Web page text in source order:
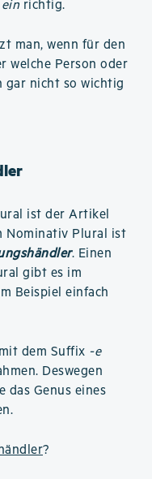
ein richtig.
man, wenn für den
welche Person oder
gar nicht so wichtig
ist der Artikel
Nominativ Plural ist
. Einen
gibt es im
Beispiel einfach
dem Suffix -e
Deswegen
das Genus eines
?